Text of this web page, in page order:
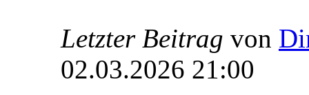
Letzter Beitrag von
02.03.2026 21:00